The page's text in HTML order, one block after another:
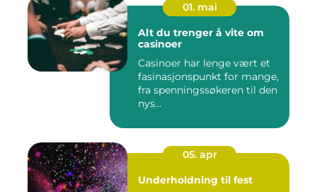
01. mai
Alt du trenger å vite om
casinoer
Casinoer har lenge vært et
fasinasjonspunkt for mange,
fra spenningssøkeren til den
nys...
05. apr
Underholdning til fest